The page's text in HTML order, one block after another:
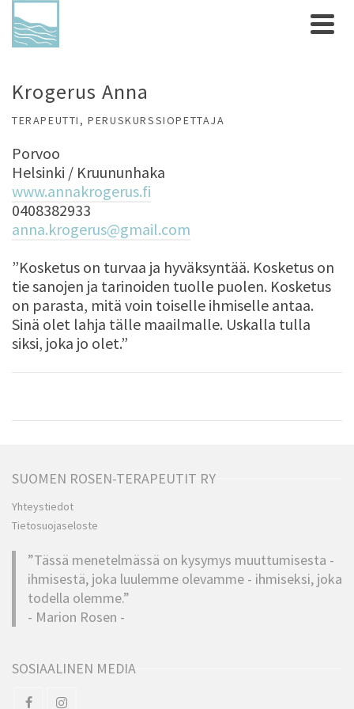
Krogerus Anna
TERAPEUTTI, PERUSKURSSIOPETTAJA
Porvoo
Helsinki / Kruununhaka
www.annakrogerus.fi
0408382933
anna.krogerus@gmail.com
”Kosketus on turvaa ja hyväksyntää. Kosketus on
tie sanojen ja tarinoiden tuolle puolen. Kosketus
on parasta, mitä voin toiselle ihmiselle antaa.
Sinä olet lahja tälle maailmalle. Uskalla tulla
siksi, joka jo olet.”
SUOMEN ROSEN-TERAPEUTIT RY
Yhteystiedot
Tietosuojaseloste
”Tässä menetelmässä on kysymys muuttumisesta -
ihmisestä, joka luulemme olevamme - ihmiseksi, joka
todella olemme.”
- Marion Rosen -
SOSIAALINEN MEDIA